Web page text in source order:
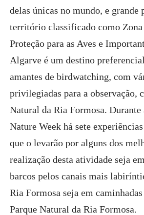
delas únicas no mundo, e grande
território classificado como Zona
Proteção para as Aves e
Algarve é um destino
amantes de birdwatching, com
privilegiadas para a observação,
Natural da Ria Formosa.
Nature Week há sete
que o levarão por alguns dos
realização desta atividade seja
barcos pelos canais mais
Ria Formosa seja em
Parque Natural da Ria Formosa.